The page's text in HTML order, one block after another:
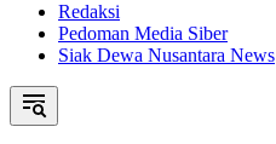
Redaksi
Pedoman Media Siber
Siak Dewa Nusantara News